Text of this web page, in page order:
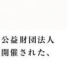
益財団法人
催された、